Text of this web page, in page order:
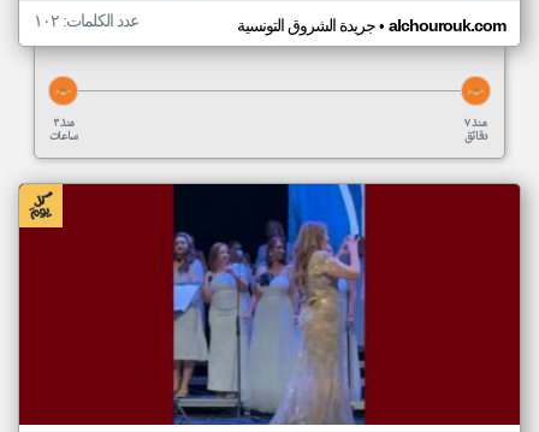
جريدة الشروق التونسية• alchourouk.com عدد الكلمات: ١٠٢
منذ ٣
ساعات
منذ ٧
دقائق